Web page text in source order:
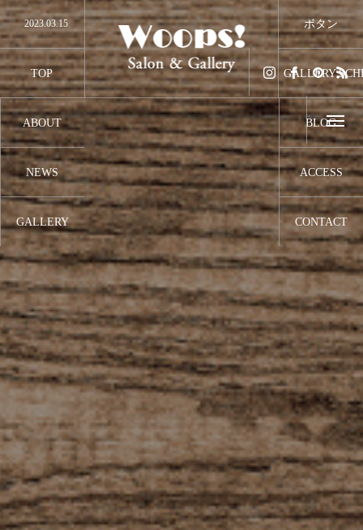
TOP
トップ
ABOUT
オーナーご挨拶
NEWS
お知らせ
GALLERY
ギャラリー
GALLERY
ギャラリースケ
BLOG
オーナーブログ
ACCESS
アクセス
CONTACT
お問合せ
2023.03.15 クラウドファンディングのプロジェクト公開しまし
2023.01.22 常設展示作品はいつでもご覧いただけます
2023.01.1 2023年 明けましておめでとうございます
2022.05.22 Gallery & Salon Woops！ 開店準備スタート！
ボタン